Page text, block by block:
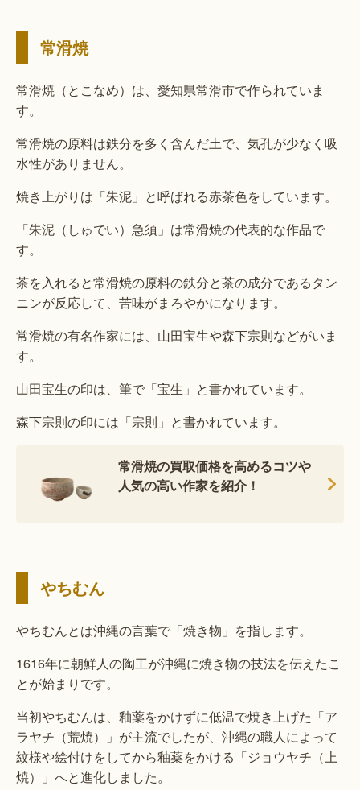
常滑焼
常滑焼（とこなめ）は、愛知県常滑市で作られていま
す。
常滑焼の原料は鉄分を多く含んだ土で、気孔が少なく吸
水性がありません。
焼き上がりは「朱泥」と呼ばれる赤茶色をしています。
「朱泥（しゅでい）急須」は常滑焼の代表的な作品で
す。
茶を入れると常滑焼の原料の鉄分と茶の成分であるタン
ニンが反応して、苦味がまろやかになります。
常滑焼の有名作家には、山田宝生や森下宗則などがいま
す。
山田宝生の印は、筆で「宝生」と書かれています。
森下宗則の印には「宗則」と書かれています。
常滑焼の買取価格を高めるコツや
人気の高い作家を紹介！
やちむん
やちむんとは沖縄の言葉で「焼き物」を指します。
1616年に朝鮮人の陶工が沖縄に焼き物の技法を伝えたこ
とが始まりです。
当初やちむんは、釉薬をかけずに低温で焼き上げた「ア
ラヤチ（荒焼）」が主流でしたが、沖縄の職人によって
紋様や絵付けをしてから釉薬をかける「ジョウヤチ（上
焼）」へと進化しました。